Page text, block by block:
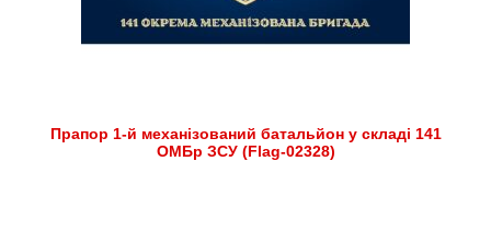
Прапор 1-й механізований батальйон у складі 141
ОМБр ЗСУ (Flag-02328)